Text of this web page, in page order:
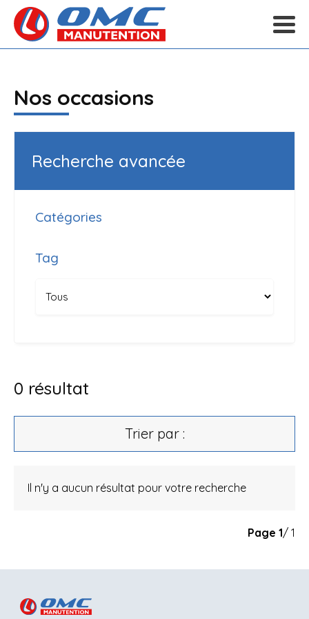
Nos occasions
Recherche avancée
Catégories
Tag
0 résultat
Trier par :
Il n'y a aucun résultat pour votre recherche
Page 1/ 1